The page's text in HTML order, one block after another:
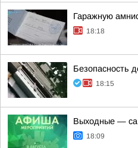
Гаражную
18:18
Безопасность
18:15
Выходные —
18:09